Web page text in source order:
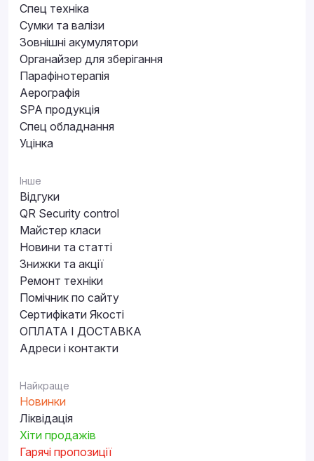
Спец техніка
Сумки та валізи
Зовнішні акумулятори
Органайзер для зберігання
Парафінотерапія
Аерографія
SPA продукція
Спец обладнання
Уцінка
Інше
Відгуки
QR Security control
Майстер класи
Новини та статті
Знижки та акції
Ремонт техніки
Помічник по сайту
Сертифікати Якості
ОПЛАТА І ДОСТАВКА
Адреси і контакти
Найкраще
Новинки
Ліквідація
Хіти продажів
Гарячі пропозиції